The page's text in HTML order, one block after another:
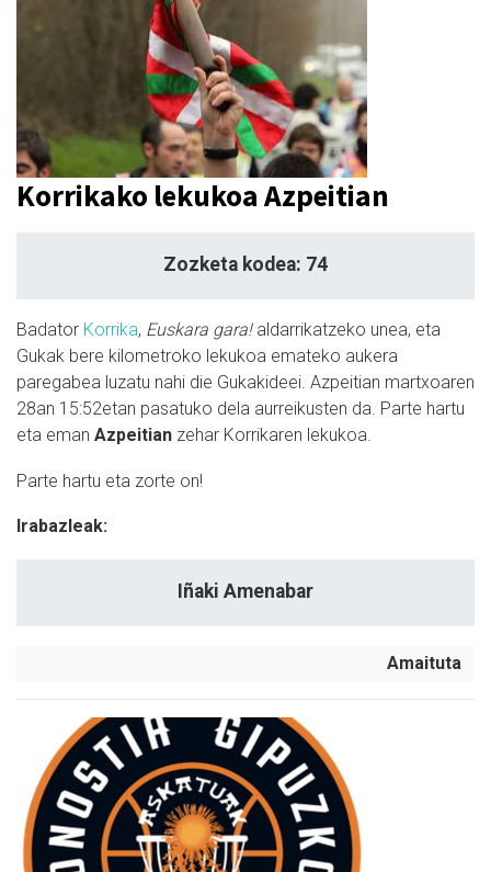
Korrikako lekukoa Azpeitian
Zozketa kodea: 74
Badator Korrika, Euskara gara!aldarrikatzeko unea, eta
Gukak bere kilometroko lekukoa emateko aukera
paregabea luzatu nahi die Gukakideei. Azpeitian martxoaren
28an 15:52etan pasatuko dela aurreikusten da. Parte hartu
eta eman Azpeitian zehar Korrikaren lekukoa.
Parte hartu eta zorte on!
Irabazleak:
Iñaki Amenabar
Amaituta